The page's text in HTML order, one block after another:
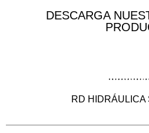
DESCARGA
RD HIDRÁULICA